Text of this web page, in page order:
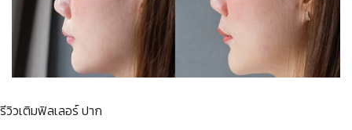
รีวิวเติมฟิลเลอร์ ปาก